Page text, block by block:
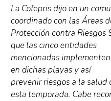
La Cofepris dijo en un
coordinado con las Áreas
Protección contra Riesgos
que las cinco entidades
mencionadas
en dichas playas y así
prevenir riesgos a la salud
esta temporada. Cabe